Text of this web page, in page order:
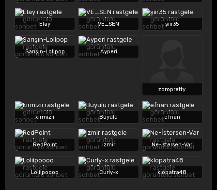
Elay VE_SEN şiir35
Sarışın-Lolipop Ayperi
zoropretty
kirmizii Büyülü efnan
RedPoint izmir Ne-İstersen-Var
Loliipoooo Curly-x klopatra48